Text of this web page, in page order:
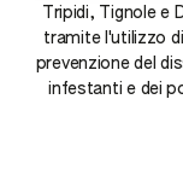
Tripidi, Tignole e
tramite l'utilizzo
prevenzione del
infestanti e dei